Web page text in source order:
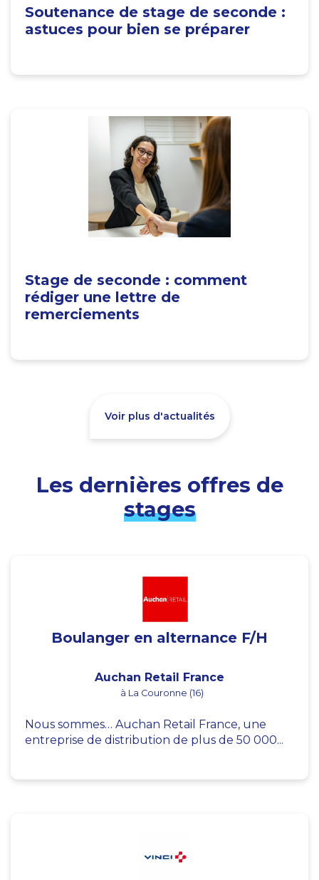
Soutenance de stage de seconde :
astuces pour bien se préparer
Stage de seconde : comment
rédiger une lettre de
remerciements
Voir plus d'actualités
Les dernières offres de
stages
Boulanger en alternance F/H
Auchan Retail France
à La Couronne (16)
Nous sommes… Auchan Retail France, une
entreprise de distribution de plus de 50 000...